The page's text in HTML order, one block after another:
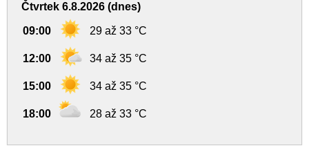
Čtvrtek 6.8.2026 (dnes)
09:00 29 až 33 °C
12:00 34 až 35 °C
15:00 34 až 35 °C
18:00 28 až 33 °C